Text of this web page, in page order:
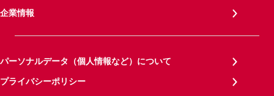
企業情報
パーソナルデータ（個人情報など）について
プライバシーポリシー